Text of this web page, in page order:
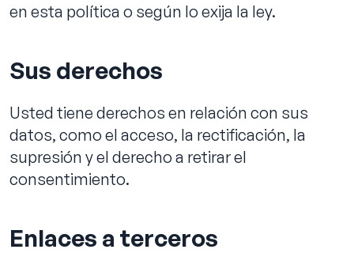
en esta política o según lo exija la ley.
Sus derechos
Usted tiene derechos en relación con sus
datos, como el acceso, la rectificación, la
supresión y el derecho a retirar el
consentimiento.
Enlaces a terceros